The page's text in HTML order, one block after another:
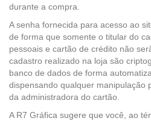
durante a compra.
A senha fornecida para acesso ao
de forma que somente o titular do
pessoais e cartão de crédito não
cadastro realizado na loja são
banco de dados de forma
dispensando qualquer manipulação
da administradora do cartão.
A R7 Gráfica sugere que você, ao